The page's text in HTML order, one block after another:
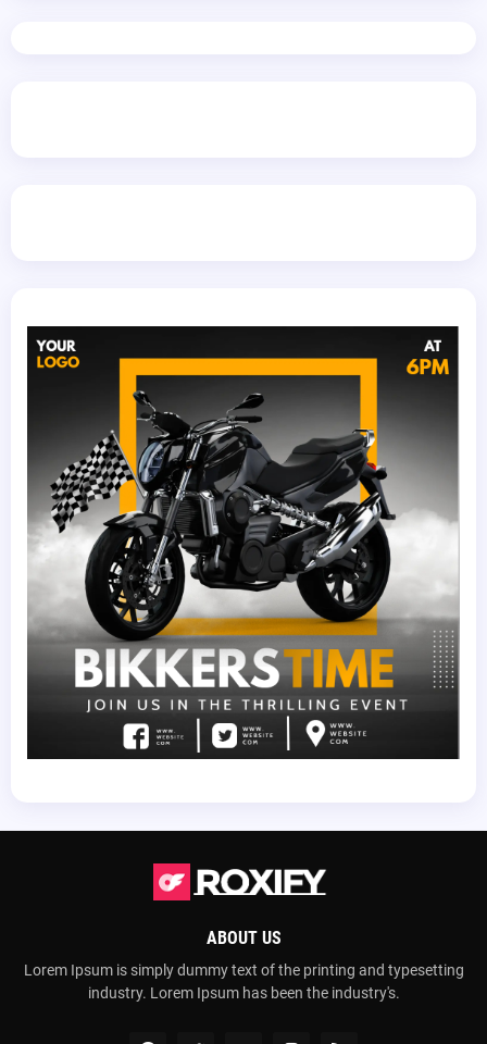
ABOUT US
Lorem Ipsum is simply dummy text of the printing and typesetting
industry. Lorem Ipsum has been the industry's.